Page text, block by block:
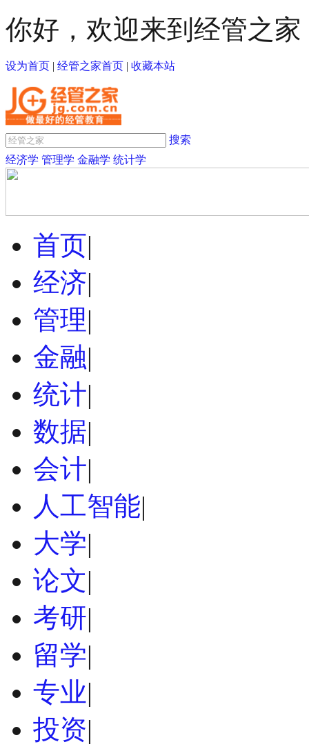
你好，欢迎来到经管之家
设为首页 | 经管之家首页 | 收藏本站
搜索
经济学 管理学 金融学 统计学
首页|
经济|
管理|
金融|
统计|
数据|
会计|
人工智能|
大学|
论文|
考研|
留学|
专业|
投资|